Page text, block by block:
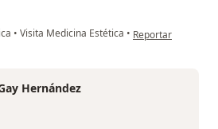
• Visita Medicina Estética • en opinión del
Reportar
Hernández